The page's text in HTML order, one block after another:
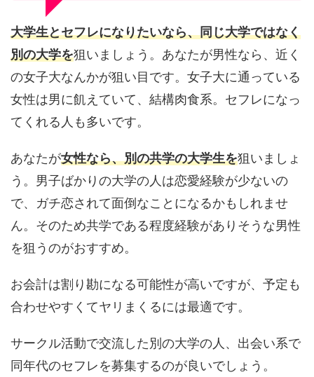
大学生とセフレになりたいなら、同じ大学ではなく
別の大学を狙いましょう。あなたが男性なら、近く
の女子大なんかが狙い目です。女子大に通っている
女性は男に飢えていて、結構肉食系。セフレになっ
てくれる人も多いです。
あなたが女性なら、別の共学の大学生を狙いましょ
う。男子ばかりの大学の人は恋愛経験が少ないの
で、ガチ恋されて面倒なことになるかもしれませ
ん。そのため共学である程度経験がありそうな男性
を狙うのがおすすめ。
お会計は割り勘になる可能性が高いですが、予定も
合わせやすくてヤリまくるには最適です。
サークル活動で交流した別の大学の人、出会い系で
同年代のセフレを募集するのが良いでしょう。